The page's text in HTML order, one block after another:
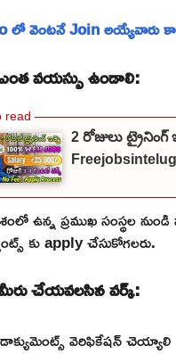
లో వెంటనే Join అయ్యేవారు
వయస్సు ఉండాలి:
2 రోజులు ట్రైనింగ్
ఉన్న ప్రముఖ సంస్థల
కు apply చేసుకోగలరు.
చేయవలసిన వర్క్:
వెరిఫికేషన్ చెయ్యాలి